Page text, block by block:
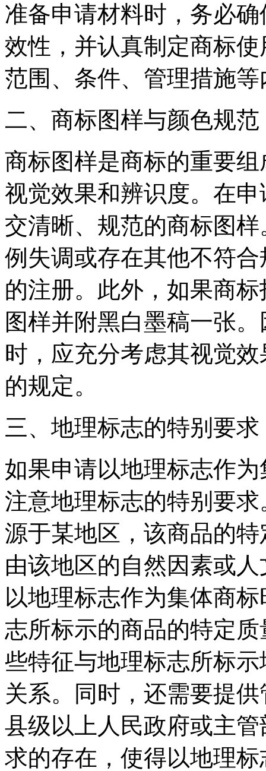
准备申请材料时，务必
效性，并认真制定商标
范围、条件、管理措施等
二、商标图样与颜色规范
商标图样是商标的重要
视觉效果和辨识度。在
交清晰、规范的商标图
例失调或存在其他不符
的注册。此外，如果商
图样并附黑白墨稿一张
时，应充分考虑其视觉
的规定。
三、地理标志的特别要求
如果申请以地理标志作
注意地理标志的特别要
源于某地区，该商品的
由该地区的自然因素或
以地理标志作为集体商
志所标示的商品的特定
些特征与地理标志所标
关系。同时，还需要提
县级以上人民政府或主
求的存在，使得以地理